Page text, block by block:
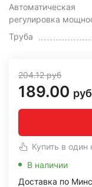
Автоматическая
регулировка
Труба
204.12руб
189.00 руб
Купить в один
В наличии
Доставка по